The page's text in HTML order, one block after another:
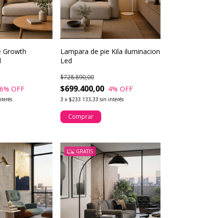
Growth
6% OFF
Lampara de pie Kila iluminacion
Led
$699.400,00
$728.890,00
4% OFF
3 x $233.133,33 sin interés
Comprar
GRATIS